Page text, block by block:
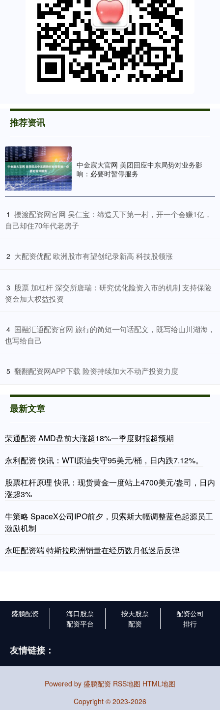
推荐资讯
中金宸大官网 美团回应中东局势对业务影
响：必要时暂停服务
1 ​摆渡配资网官网 吴仁宝：缔造天下第一村，开一个会赚1亿，
自己却住70年代老房子
2 ​大配资优配 欧洲股市有望创纪录新高 科技股领涨
3 ​股票 加杠杆 深交所唐瑞：研究优化险资入市的机制 支持保险
资金加大权益投资
4 ​国融汇通配资官网 旅行的简短一句话配文，既写给山川湖海，
也写给自己
5 ​翻翻配资网APP下载 险资持续加大不动产投资力度
最新文章
荣通配资 AMD盘前大涨超18%一季度财报超预期
永利配资 快讯：WTI原油失守95美元/桶，日内跌7.12%。
股票杠杆原理 快讯：现货黄金一度站上4700美元/盎司，日内
涨超3%
牛策略 SpaceX公司IPO前夕，贝索斯大幅调整蓝色起源员工
激励机制
永旺配资端 特斯拉欧洲销量在经历数月低迷后反弹
盛鹏配资
海口股票
配资平台
按天股票
配资
配资公司
排行
友情链接：
Powered by 盛鹏配资 RSS地图 HTML地图
Copyright © 2023-2026